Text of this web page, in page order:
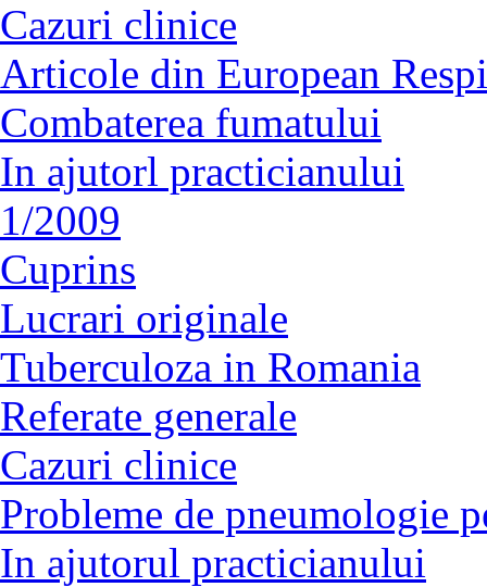
Cazuri clinice
Articole din European
Combaterea fumatului
In ajutorl practicianului
1/2009
Cuprins
Lucrari originale
Tuberculoza in Romania
Referate generale
Cazuri clinice
Probleme de pneumologie
In ajutorul practicianului